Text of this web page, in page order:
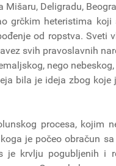
Deligradu,
grčkim heteristima
od ropstva. Sveti
svih pravoslavnih
nego
bila je ideja zbog koje
procesa, kojim
je počeo obračun
je krvlju pogubljenih i